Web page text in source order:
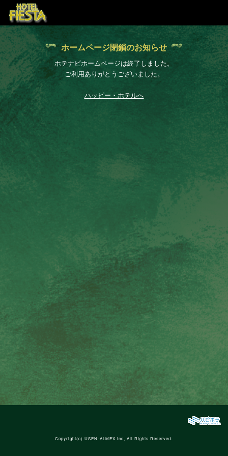
ホームページ閉鎖のお知らせ
ホテナビホームページは終了しました。
ご利用ありがとうございました。
ハッピー・ホテルへ
Copyright(c)USEN-ALMEX inc, All Rights Reserved.